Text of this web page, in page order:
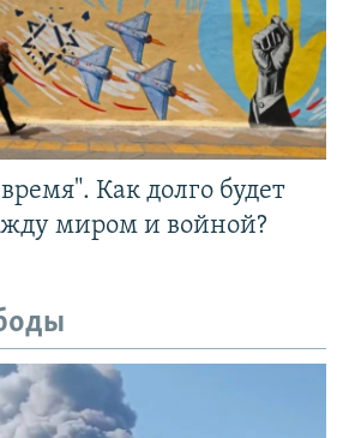
Как долго будет
миром и войной?